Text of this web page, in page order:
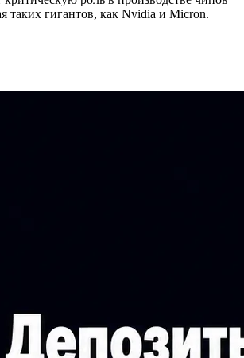
таких гигантов, как Nvidia и Micron.